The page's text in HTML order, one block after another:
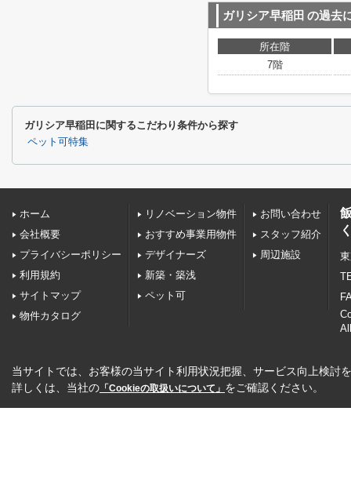
ガリシア早稲田 の過去
所在階
7階
ガリシア早稲田に関するこだわり条件から探す
ペット可特集
ホーム
会社概要
プライバシーポリシー
利用規約
サイトマップ
物件カタログ
リノベーション物件
おすすめ事業用物件
デザイナーズ
新築・築浅
ペット可
お問い合わせ
スタッフ紹介
周辺施設
当サイトでは、お客様の当サイト利用状況把握、サービス向上検討
詳しくは、当社の 「Cookieの取扱いについて」 をご確認ください。